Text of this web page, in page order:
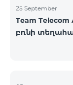
25 September
Team
բռնի